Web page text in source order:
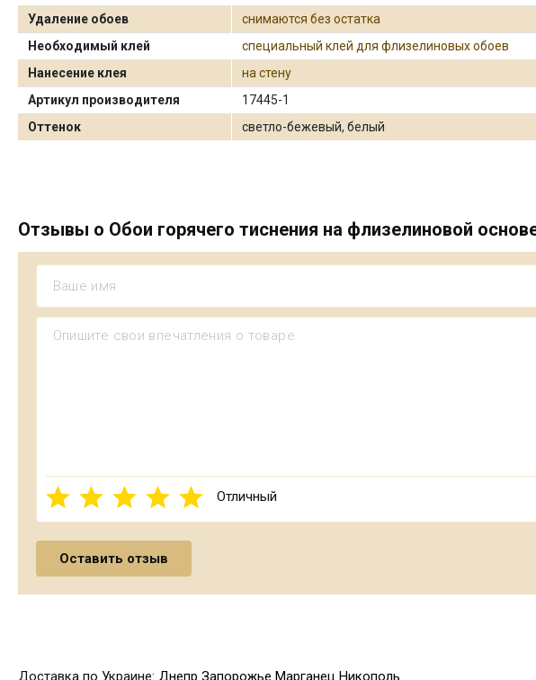
Удаление обоев
снимаются без остатка
Необходимый клей
специальный клей для флизелиновых обоев
Нанесение клея
на стену
Артикул производителя
17445-1
Оттенок
светло-бежевый, белый
Отзывы о Обои горячего тиснения на флизелиновой
Отличный
Доставка по Украине: Днепр Запорожье Марганец Никополь